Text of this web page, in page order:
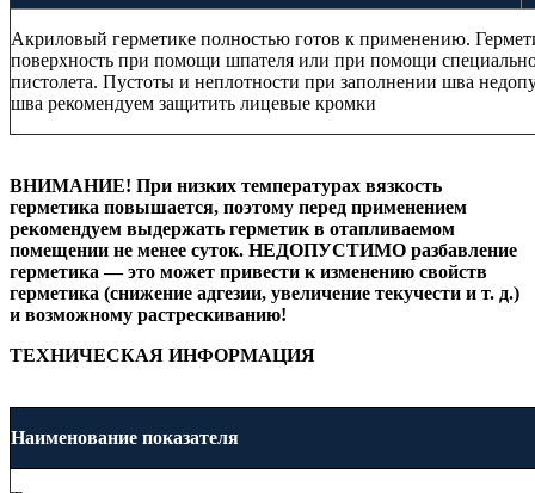
Акриловый герметике полностью готов к применению.
поверхность при помощи шпателя или при помощи
пистолета. Пустоты и неплотности при заполнении шва
шва рекомендуем защитить лицевые кромки
ВНИМАНИЕ! При низких температурах вязкость
герметика повышается, поэтому перед применением
рекомендуем выдержать герметик в отапливаемом
помещении не менее суток. НЕДОПУСТИМО разбавление
герметика — это может привести к изменению свойств
герметика (снижение адгезии, увеличение текучести и т. д.)
и возможному растрескиванию!
ТЕХНИЧЕСКАЯ ИНФОРМАЦИЯ
Наименование показателя